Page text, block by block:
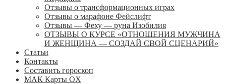
Отзывы о трансформационных играх
Отзывы о марафоне Фейслифт
Отзывы — Феху — руна Изобилия
ОТЗЫВЫ О КУРСЕ «ОТНОШЕНИЯ МУЖЧИНА
И ЖЕНЩИНА — СОЗДАЙ СВОЙ СЦЕНАРИЙ»
Статьи
Контакты
Составить гороскоп
МАК Карты OХ